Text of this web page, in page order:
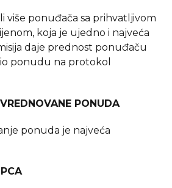
više ponuđača sa prihvatljivom
koja je ujedno i najveća
daje prednost ponuđaču
ponudu na protokol
PONUDA
ponuda je najveća